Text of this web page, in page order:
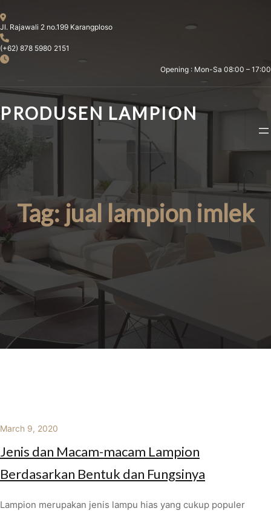
to
content
Jl. Rajawali 2 no.199 Karangploso
(+62) 878 5980 2151
Opening : Mon-Sa 08:00 – 17:00
PRODUSEN LAMPION
Tag: jual lampion imlek
March 9, 2020
Jenis dan Macam-macam Lampion
Berdasarkan Bentuk dan Fungsinya
Lampion merupakan jenis lampu hias yang cukup populer